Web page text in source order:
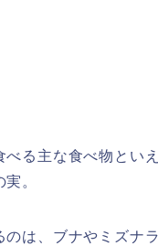
べる主な食べ物とい
。
のは、ブナやミズナ